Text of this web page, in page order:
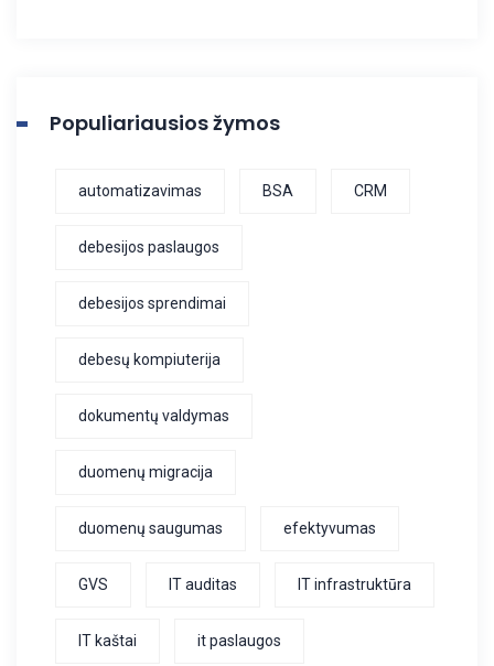
Populiariausios žymos
automatizavimas BSA CRM
debesijos paslaugos
debesijos sprendimai
debesų kompiuterija
dokumentų valdymas
duomenų migracija
duomenų saugumas efektyvumas
GVS IT auditas IT infrastruktūra
IT kaštai it paslaugos